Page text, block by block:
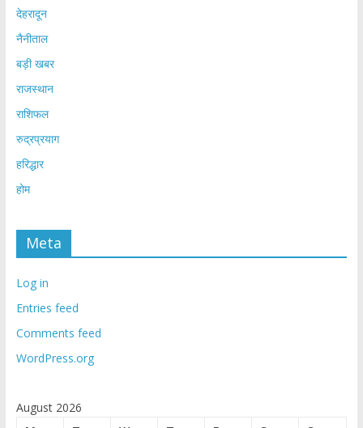
देहरादून
नैनीताल
बड़ी खबर
राजस्थान
राशिफल
रुद्रप्रयाग
हरिद्धार
होम
Meta
Log in
Entries feed
Comments feed
WordPress.org
August 2026